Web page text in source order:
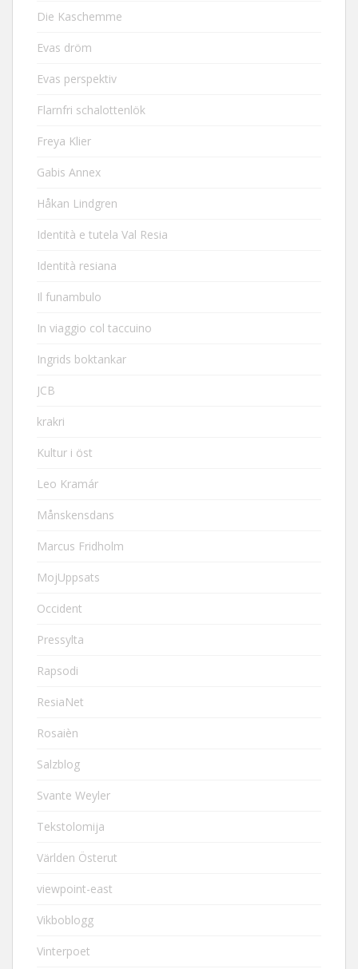
Die Kaschemme
Evas dröm
Evas perspektiv
Flarnfri schalottenlök
Freya Klier
Gabis Annex
Håkan Lindgren
Identità e tutela Val Resia
Identità resiana
Il funambulo
In viaggio col taccuino
Ingrids boktankar
JCB
krakri
Kultur i öst
Leo Kramár
Månskensdans
Marcus Fridholm
MojUppsats
Occident
Pressylta
Rapsodi
ResiaNet
Rosaièn
Salzblog
Svante Weyler
Tekstolomija
Världen Österut
viewpoint-east
Vikboblogg
Vinterpoet